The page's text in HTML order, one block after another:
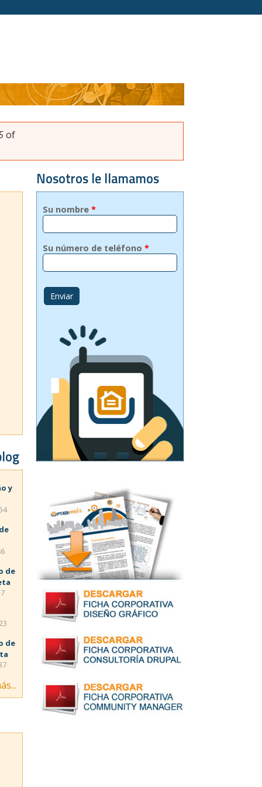
of
y
de
de
Nosotros le llamamos
Su nombre *
Su número de teléfono *